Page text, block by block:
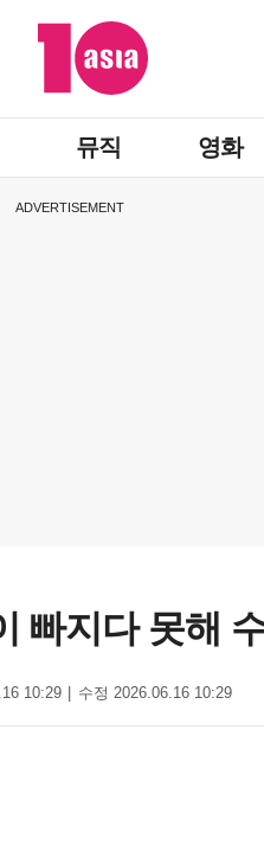
뮤직 영화
ADVERTISEMENT
빠지다 못해
10:29 수정 2026.06.16 10:29